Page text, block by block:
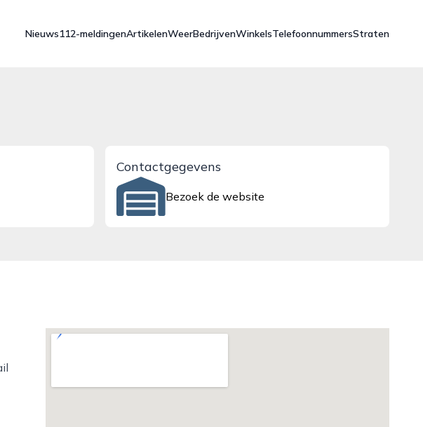
Nieuws112-meldingenArtikelenWeerBedrijvenWinkelsTelefoonnummersStraten
Contactgegevens
Bezoek de website